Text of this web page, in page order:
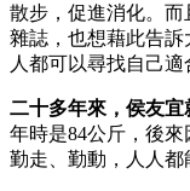
散步，促進消化。
雜誌，也想藉此告
人都可以尋找自己適
二十多年來，侯友
年時是84公斤，後
勤走、勤動，人人都